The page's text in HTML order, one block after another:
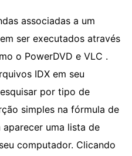
associadas a um
ser executados através
o PowerDVD e VLC .
IDX em seu
por tipo de
simples na fórmula de
uma lista de
computador. Clicando